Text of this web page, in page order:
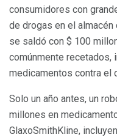
consumidores con
de drogas en el
se saldó con $ 100
comúnmente
medicamentos contra el
Solo un año antes, un
millones en
GlaxoSmithKline,